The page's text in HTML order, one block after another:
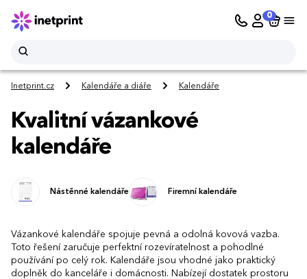
0
Inetprint.cz Kalendáře a diáře Kalendáře
Kvalitní vázankové
kalendáře
Nástěnné kalendáře Firemní kalendáře
Vázankové kalendáře spojuje pevná a odolná kovová vazba.
Toto řešení zaručuje perfektní rozevíratelnost a pohodlné
používání po celý rok. Kalendáře jsou vhodné jako praktický
doplněk do kanceláře i domácnosti. Nabízejí dostatek prostoru